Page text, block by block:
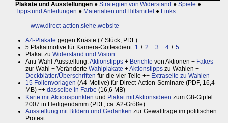
Plakate und Ausstellungen ● Strategien von Widerstand ● Spiele ●
Tipps und Anleitungen ● Materialien und Hilfsmittel ● Links
www.direct-action.siehe.website
A4-Plakate gegen Knäste (7 Stück, PDF)
5 Plakatmotive für Kamera-Gottesdient: 1 + 2 + 3 + 4 + 5
Plakat zu Widerstand und Vision
Anti-Wahl-Ausstellung:Aktionstipps + Berichte von Aktionen + Fakes
zur Wahl + Veränderte Wahlplakate +Aktionstipps zu Wahlen +
Deckblätter/Überschriften für die vier Teile ++ Extraseite zu Wahlen
15 Folienvorlagen (A4-Motive) für Direct-Action-Seminare (PDF, 16,4
MB) ++ dasselbe in Farbe (16,6 MB)
Karte mit Aktionspunkten und Plakat mit Aktionsideen zum G8-Gipfel
2007 in Heiligendamm (PDF, ca. A2-Größe)
Ausstellung mit Bildern und Gedanken zur Gewaltfrage im politischen
Protest